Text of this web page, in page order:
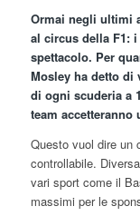
Ormai negli ultimi
al circus della F1:
spettacolo. Per
Mosley ha detto di
di ogni scuderia a
team
Questo vuol dire un
controllabile.
vari sport come il
massimi per le